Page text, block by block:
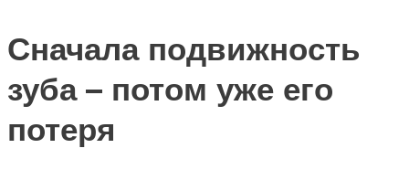
Сначала подвижность
зуба – потом уже его
потеря